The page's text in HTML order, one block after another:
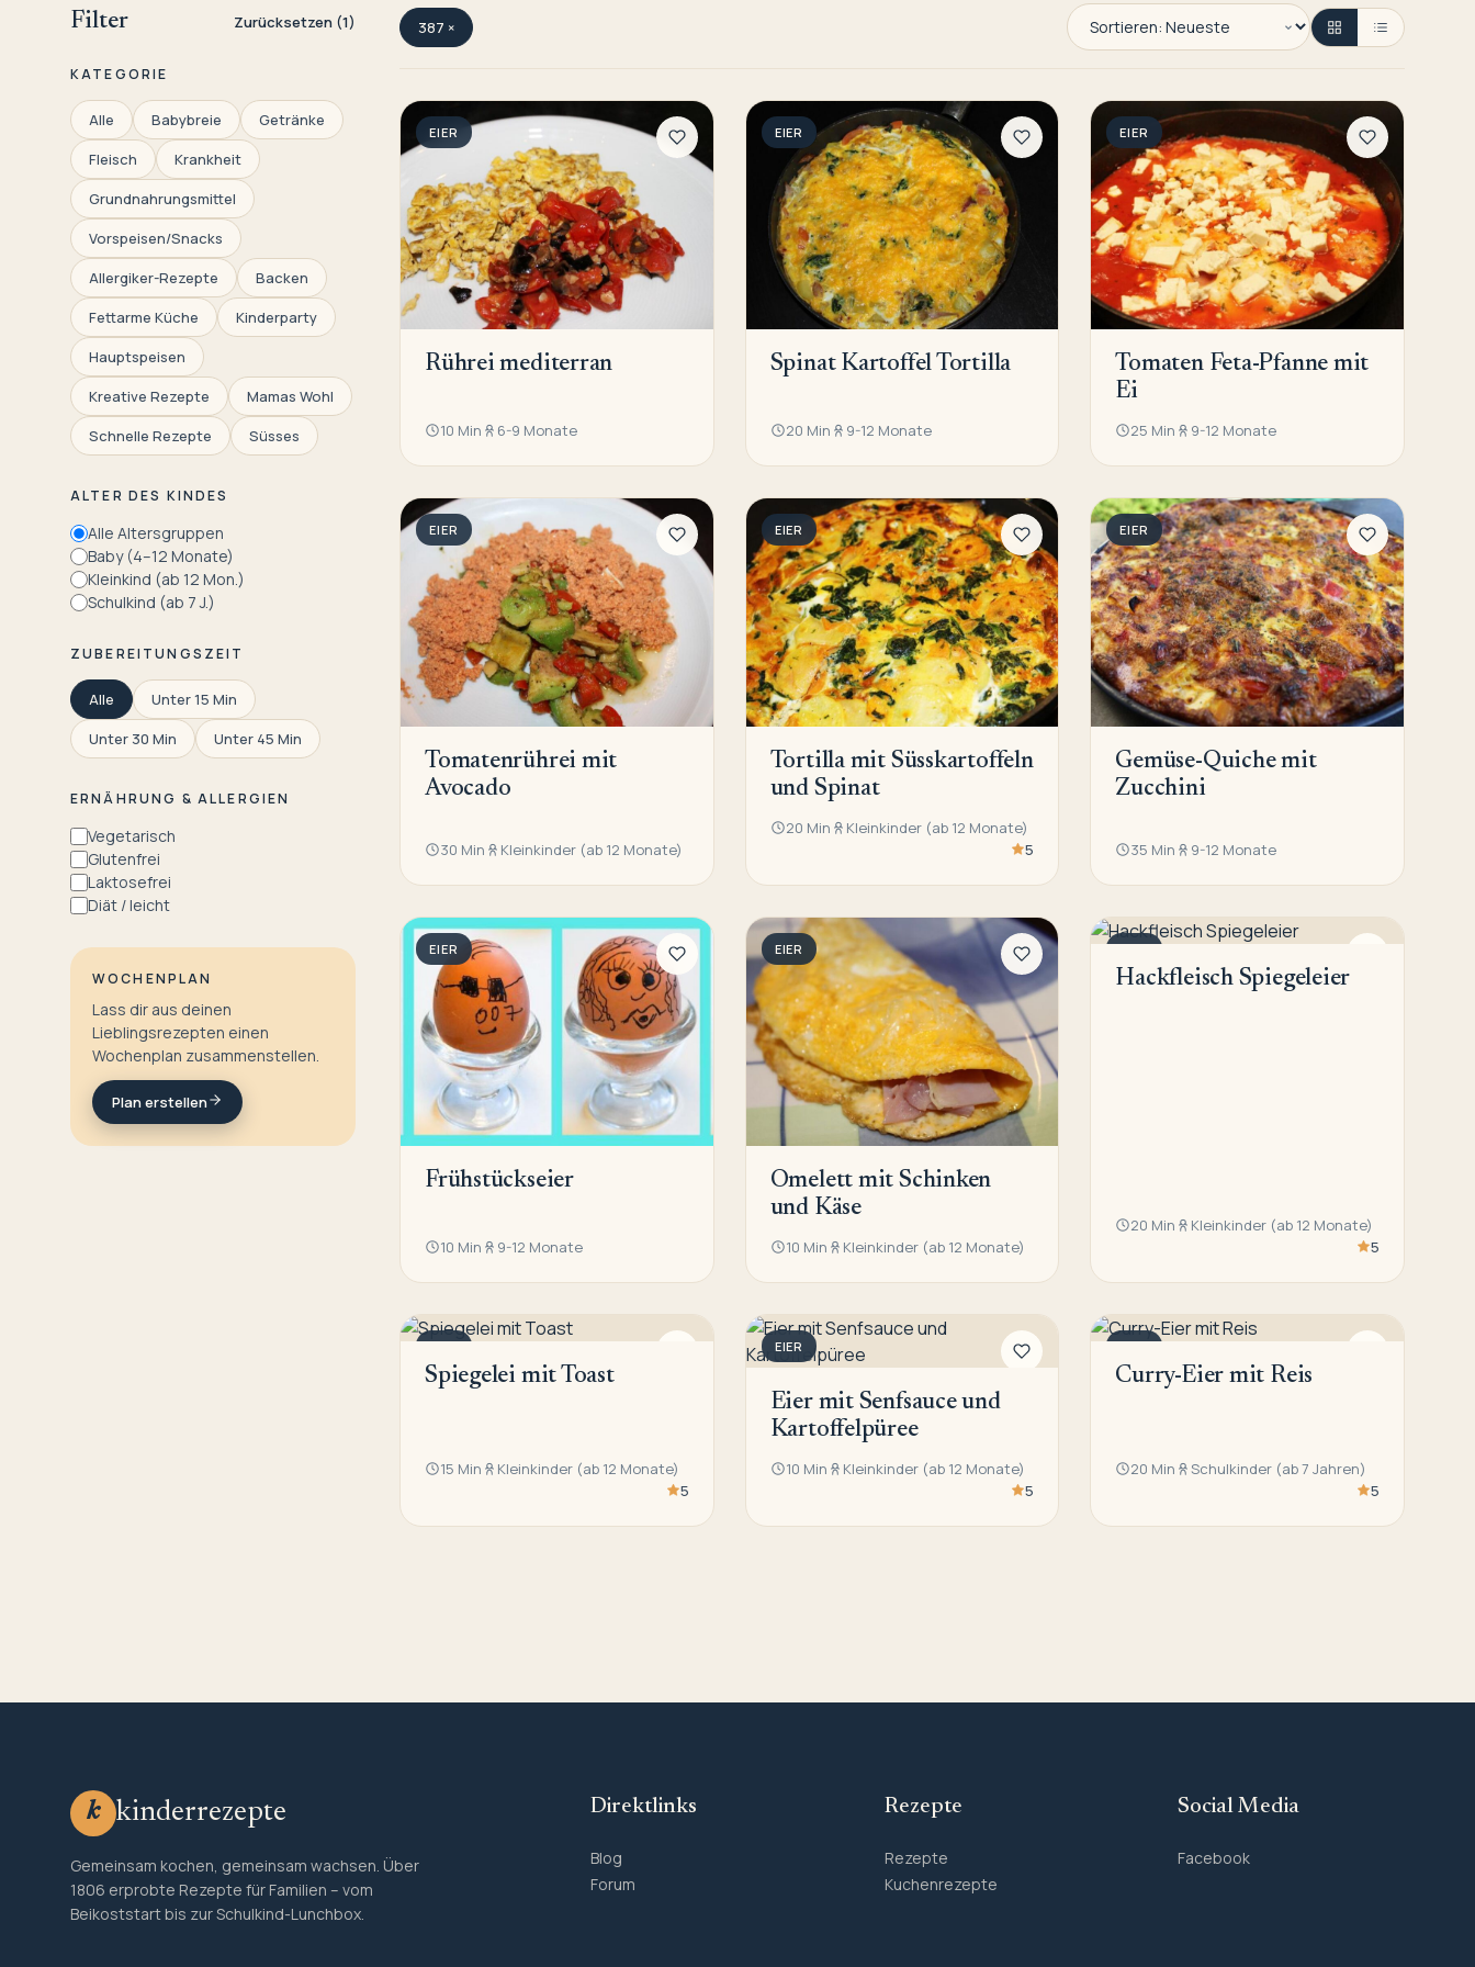
Filter Zurücksetzen (1)
KATEGORIE
Alle Babybreie
Getränke
Fleisch
Krankheit
Grundnahrungsmittel
Vorspeisen/Snacks
Allergiker-Rezepte
Backen
Fettarme Küche
Kinderparty
Hauptspeisen
Kreative Rezepte
Mamas Wohl
Schnelle Rezepte
Süsses
ALTER DES KINDES
Alle Altersgruppen
Baby (4–12 Monate)
Kleinkind (ab 12 Mon.)
Schulkind (ab 7 J.)
ZUBEREITUNGSZEIT
Alle
Unter 15 Min
Unter 30 Min
Unter 45 Min
ERNÄHRUNG & ALLERGIEN
Vegetarisch
Glutenfrei
Laktosefrei
Diät / leicht
WOCHENPLAN
Lass dir aus deinen
Lieblingsrezepten einen
Wochenplan zusammenstellen.
Plan erstellen
387 ×
EIER
Rührei mediterran
10 Min 6-9 Monate
EIER
Spinat Kartoffel Tortilla
20 Min 9-12 Monate
EIER
Tomaten Feta-Pfanne mit
Ei
25 Min 9-12 Monate
EIER
Tomatenrührei mit
Avocado
30 Min Kleinkinder (ab 12 Monate)
EIER
Tortilla mit Süsskartoffeln
und Spinat
20 Min
Kleinkinder (ab 12 Monate)
5
EIER
Gemüse-Quiche mit
Zucchini
35 Min 9-12 Monate
EIER
Frühstückseier
10 Min 9-12 Monate
EIER
Omelett mit Schinken
und Käse
10 Min Kleinkinder (ab 12 Monate)
EIER
Hackfleisch Spiegeleier
20 Min
Kleinkinder (ab 12 Monate)
5
EIER
Spiegelei mit Toast
15 Min
Kleinkinder (ab 12 Monate)
5
EIER
Eier mit Senfsauce und
Kartoffelpüree
10 Min
Kleinkinder (ab 12 Monate)
5
EIER
Curry-Eier mit Reis
20 Min
Schulkinder (ab 7 Jahren)
5
k kinderrezepte
Gemeinsam kochen, gemeinsam wachsen. Über
1806 erprobte Rezepte für Familien – vom
Beikoststart bis zur Schulkind-Lunchbox.
Direktlinks
Blog
Forum
Rezepte
Rezepte
Kuchenrezepte
Social Media
Facebook